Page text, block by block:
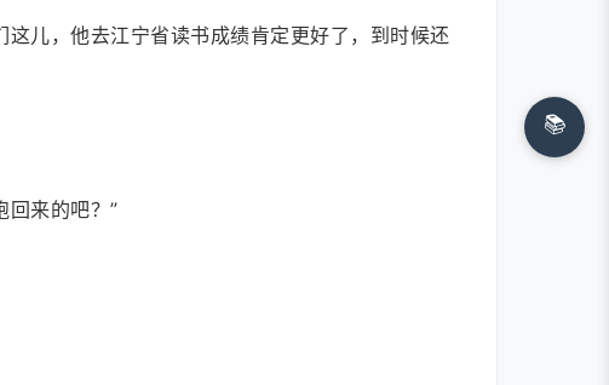
儿，他去江宁省读书成绩肯定更好了，到时候还
回来的吧？”
📚